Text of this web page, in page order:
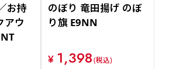
お持
アウ
のぼり 竜田揚げ のぼ
り旗 E9NN
¥ 1,398(税込)